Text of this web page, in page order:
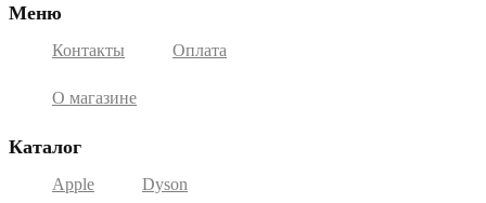
Меню
Контакты Оплата
О магазине
Каталог
Apple Dyson